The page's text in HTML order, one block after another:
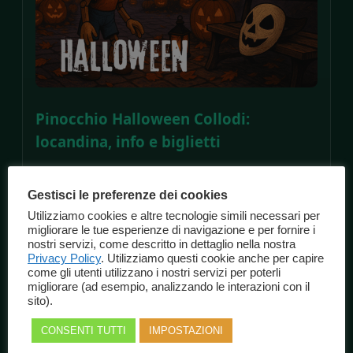
Pinocchio Halloween Collodi:
locandina, info e biglietti
biglietti Speciale evento autunnale a Collodi:
tutto quello che ti serve sapere per vivere la
magia di Halloween. Collodi (PT) • 13 ottobre
2025 Pinocchio Halloween Collodi è
l’appuntamento che unisce atmosfera gotica,
fascino del borgo toscano e l’incanto della
fiaba. In questa pagina trovi la pagina ufficiale
dell’evento, […]
Gestisci le preferenze dei cookies
Utilizziamo cookies e altre tecnologie simili necessari per
migliorare le tue esperienze di navigazione e per fornire i
nostri servizi, come descritto in dettaglio nella nostra
Privacy Policy. Utilizziamo questi cookie anche per capire
come gli utenti utilizzano i nostri servizi per poterli
migliorare (ad esempio, analizzando le interazioni con il
sito).
CONSENTI TUTTI IMPOSTAZIONI